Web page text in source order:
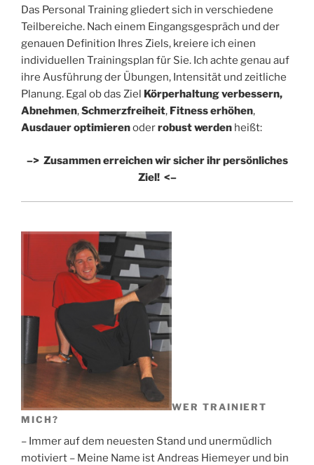
Das Personal Training gliedert sich in verschiedene
Teilbereiche. Nach einem Eingangsgespräch und der
genauen Definition Ihres Ziels, kreiere ich einen
individuellen Trainingsplan für Sie. Ich achte genau auf
ihre Ausführung der Übungen, Intensität und zeitliche
Planung. Egal ob das Ziel Körperhaltung verbessern,
Abnehmen,Schmerzfreiheit, Fitness erhöhen,
Ausdauer optimierenoderrobust werden heißt:
–> Zusammen erreichen wir sicher ihr persönliches
Ziel! <–
WER TRAINIERT
MICH?
– Immer auf dem neuesten Stand und unermüdlich
motiviert – Meine Name ist Andreas Hiemeyer und bin